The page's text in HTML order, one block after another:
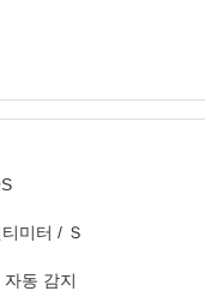
미터 / Ｓ
자동 감지